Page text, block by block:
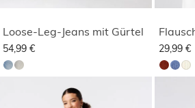
Loose-Leg-Jeans mit Gürtel
54,99 € 29,99 €